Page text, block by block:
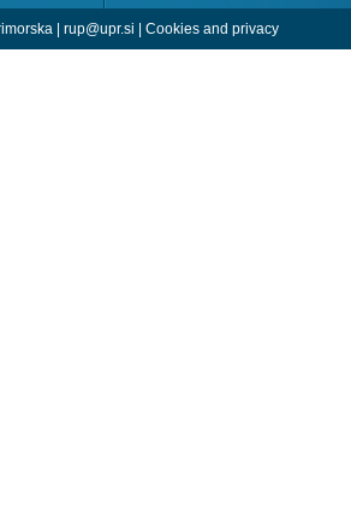
| rup@upr.si Cookies and privacy